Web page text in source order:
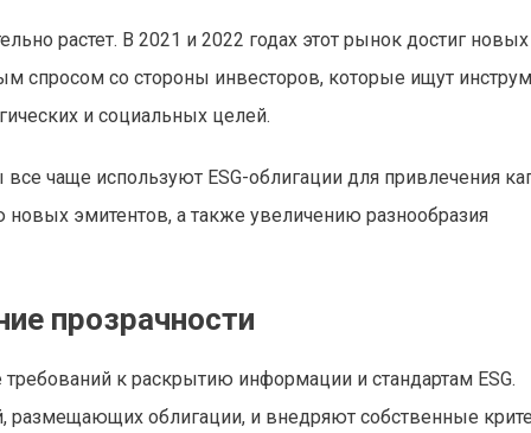
растет. В 2021 и 2022 годах этот рынок достиг новых
спросом со стороны инвесторов, которые ищут
и социальных целей.
чаще используют ESG-облигации для привлечения
эмитентов, а также увеличению разнообразия
прозрачности
к раскрытию информации и стандартам ESG.
размещающих облигации, и внедряют собственные